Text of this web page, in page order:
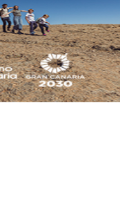
de un mes, es muy